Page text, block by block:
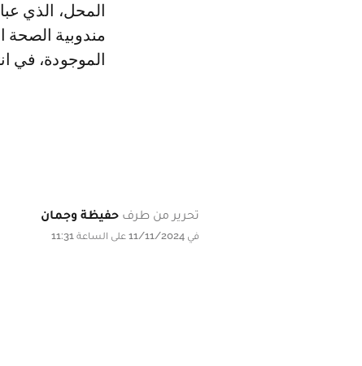
المحل، الذي
مندوبية
الموجودة، في
تحرير من طرف حفيظة وجمان
في 11/11/2024 على الساعة 11:31